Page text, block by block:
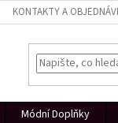
KONTAKTY A
Módní Doplňky